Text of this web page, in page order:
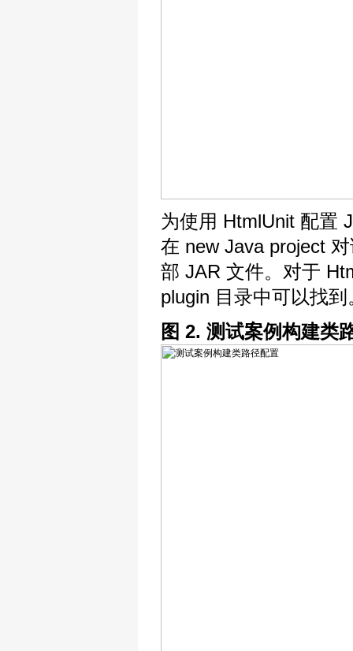
为使用 HtmlUnit 配置
在 new Java project
部 JAR 文件。对于
plugin 目录中可以找到
图 2. 测试案例构建类